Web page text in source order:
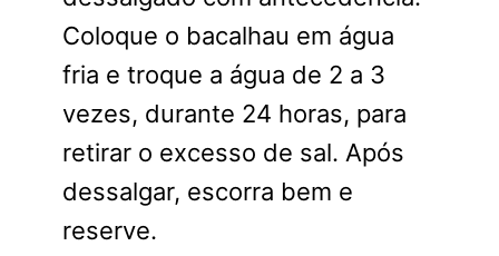
Coloque o bacalhau em água
fria e troque a água de 2 a 3
vezes, durante 24 horas, para
retirar o excesso de sal. Após
dessalgar, escorra bem e
reserve.